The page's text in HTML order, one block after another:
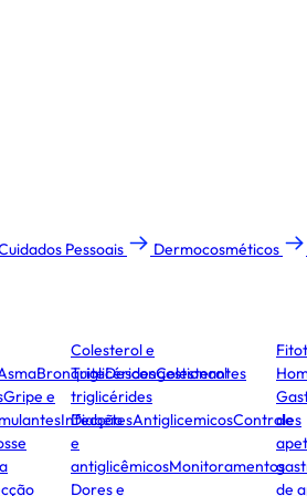
Pessoais Dermocosméticos
BronquiteDescongestionantes
Gripe e
Infecção
Colesterol e
TriglicéridesColesterol
triglicérides
DiabetesAntiglicemicosControles
e
antiglicêmicosMonitoramentos
Dores e
de
de